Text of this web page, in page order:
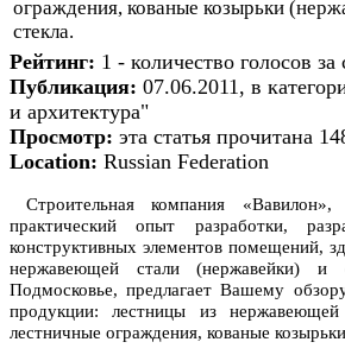
ограждения, кованые козырьки
стекла.
Рейтинг: 1 - количество голосов за
Публикация: 07.06.2011, в
и архитектура"
Просмотр: эта статья прочитана
Location: Russian Federation
Строительная компания
практический опыт разработки,
конструктивных элементов помещений,
нержавеющей стали (нержавейки)
Подмосковье, предлагает Вашему
продукции: лестницы из
лестничные ограждения, кованые